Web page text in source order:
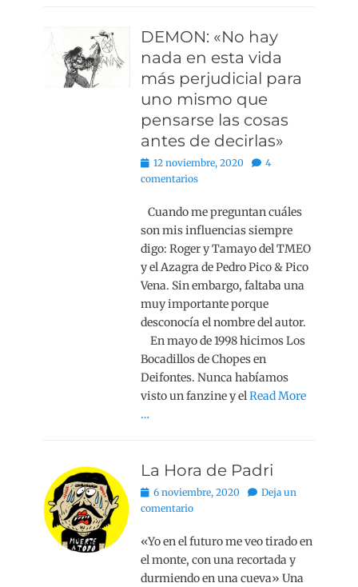
DEMON: «No hay
nada en esta vida
más perjudicial para
uno mismo que
pensarse las cosas
antes de decirlas»
Publicado
el
12 noviembre, 2020
4
comentarios
Cuando me preguntan cuáles
son mis influencias siempre
digo: Roger y Tamayo del TMEO
y el Azagra de Pedro Pico & Pico
Vena. Sin embargo, faltaba una
muy importante porque
desconocía el nombre del autor.
En mayo de 1998 hicimos Los
Bocadillos de Chopes en
Deifontes. Nunca habíamos
visto un fanzine y elRead More
…
La Hora de Padri
Publicado
el
6 noviembre, 2020
Deja un
comentario
«Yo en el futuro me veo tirado en
el monte, con una recortada y
durmiendo en una cueva» Una